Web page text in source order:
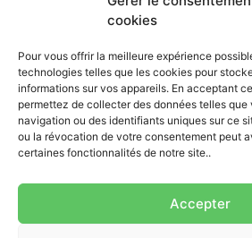
cookies
Pour vous offrir la meilleure expérience
technologies telles que les cookies pour
informations sur vos appareils. En acceptant
permettez de collecter des données telles que
navigation ou des identifiants uniques sur ce
ou la révocation de votre consentement peut
certaines fonctionnalités de notre site..
Accepter
Lien
iPhone
Samsung
Xiaomi
Tablette
St
--------
--------
17h30